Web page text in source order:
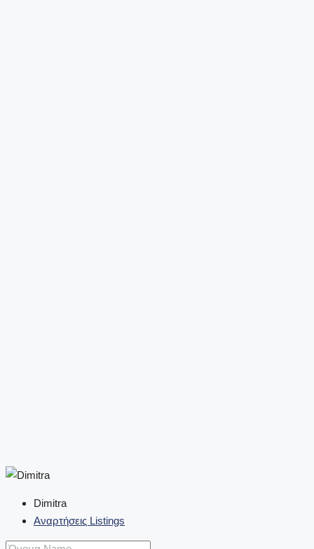
Dimitra
Αναρτήσεις Listings